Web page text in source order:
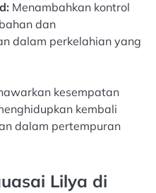
Menambahkan kontrol
dan
dalam perkelahian yang
kesempatan
kembali
dalam pertempuran
Lilya di